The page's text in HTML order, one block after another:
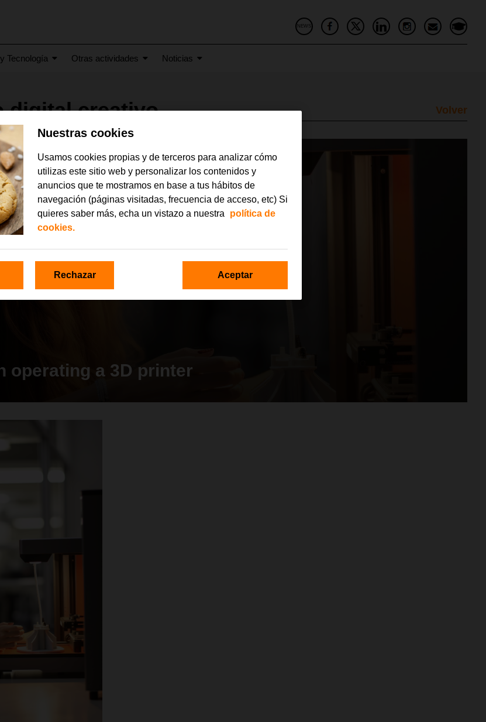
NEWS
Tecnología Otras actividades Noticias
digital creativo Volver
operating a 3D printer
Nuestras cookies
Usamos cookies propias y de terceros para analizar cómo
utilizas este sitio web y personalizar los contenidos y
anuncios que te mostramos en base a tus hábitos de
navegación (páginas visitadas, frecuencia de acceso, etc) Si
quieres saber más, echa un vistazo a nuestra
política de
cookies.
Rechazar Aceptar